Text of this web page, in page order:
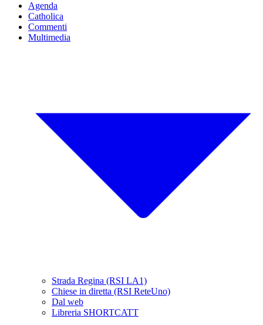
Agenda
Catholica
Commenti
Multimedia
Strada Regina (RSI LA1)
Chiese in diretta (RSI ReteUno)
Dal web
Libreria SHORTCATT